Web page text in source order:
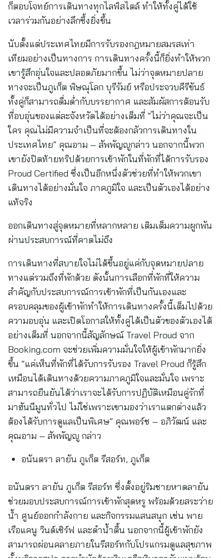
ก็ตอบโจทย์การเดินทางทุกไลฟ์สไตล์ ทำให้ทั้งคู่ได้ใช้
เวลาร่วมกันอย่างลึกซึ้งยิ่งขึ้น
นับตั้งแต่ประเทศไทยมีการรับรองกฎหมายสมรสเท่า
เทียมอย่างเป็นทางการ การเดินทางครั้งนี้ก็ยิ่งทำให้พวก
เขารู้สึกอุ่นใจและปลอดภัยมากขึ้น ไม่ว่าจุดหมายปลาย
ทางจะเป็นภูเก็ต พิษณุโลก บุรีรัมย์ หรือประจวบคีรีขันธ์
ทั้งคู่ก็สามารถดื่มด่ำกับบรรยากาศ และสัมผัสการต้อนรับ
ที่อบอุ่นของแต่ละจังหวัดได้อย่างเต็มที่ “ไม่ว่าคุณจะเป็น
ใคร คุณไม่มีความจำเป็นที่จะต้องกลัวการเดินทางใน
ประเทศไทย” คุณอาม – สัพพัญญูกล่าว นอกจากนี้พวก
เขายังปิดท้ายทริปด้วยการเข้าพักในที่พักที่ได้การรับรอง
Proud Certified ซึ่งเป็นอีกหนึ่งตัวช่วยที่ทำให้พวกเขา
เดินทางได้อย่างมั่นใจ ภาคภูมิใจ และเป็นตัวเองได้อย่าง
แท้จริง
ออกเดินทางสู่จุดหมายที่หลากหลาย เติมเต็มความผูกพัน
ผ่านประสบการณ์ที่คาดไม่ถึง
การเดินทางที่สบายใจไม่ได้ขึ้นอยู่แค่กับจุดหมายปลาย
ทางแต่รวมถึงที่พักด้วย ดังนั้นการเลือกที่พักที่ให้ความ
สำคัญกับประสบการณ์การเข้าพักที่เป็นกันเองและ
ครอบคลุมของผู้เข้าพักทำให้การเดินทางครั้งนี้เต็มไปด้วย
ความอบอุ่น และเปิดโอกาสให้ทั้งคู่ได้เป็นตัวของตัวเองได้
อย่างเต็มที่ นอกจากนี้สัญลักษณ์ Travel Proud จาก
Booking.com จะช่วยเพิ่มความมั่นใจให้ผู้เข้าพักมากยิ่ง
ขึ้น “แค่เห็นที่พักที่ได้รับการรับรอง Travel Proud ก็รู้สึก
เหมือนได้เดินทางด้วยความภาคภูมิใจและมั่นใจ เพราะ
สามารถยืนยันได้ว่าเราจะได้รับการปฏิบัติเหมือนคู่รักที่
มาฮันนีมูนทั่วไป ไม่ใช่เพราะเขามองว่าเราแตกต่างแล้ว
ต้องได้รับการดูแลเป็นพิเศษ” คุณพอร์ช – อภิวัฒน์ และ
คุณอาม – สัพพัญญู กล่าว
อนันตรา ลายัน ภูเก็ต รีสอร์ท, ภูเก็ต
อนันตรา ลายัน ภูเก็ต รีสอร์ท ซึ่งตั้งอยู่ริมชายหาดลายัน
ช่วยมอบประสบการณ์การเข้าพักสุดหรู พร้อมด้วยสระว่าย
น้ำ ศูนย์ออกกำลังกาย และกิจกรรมแสนสนุก เช่น พาย
เรือแคนู วินด์เซิร์ฟ และดำน้ำตื้น นอกจากนี้ผู้เข้าพักยัง
สามารถผ่อนคลายภายในรีสอร์ทกับโปรแกรมดูแลสุขภาพ